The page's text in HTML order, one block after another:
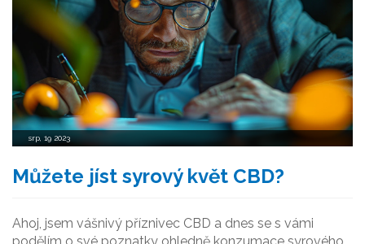
srp, 19 2023
Můžete jíst syrový květ CBD?
Ahoj, jsem vášnivý příznivec CBD a dnes se s vámi